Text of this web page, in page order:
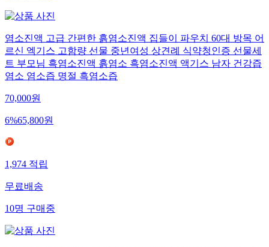
염소진액 고급 간편한 흙염소진액 집들이 파우치 60대 방목 어
르신 엑기스 고함량 선물 중년여성 상견례 식약청인증 선물세
트 부모님 흑염소진액 흙염소 흑염소진액 액기스 남자 건강즙
염소 염소즙 명절 흑염소즙
70,000원
6%65,800원
1,974 적립
무료배송
10명 구매중